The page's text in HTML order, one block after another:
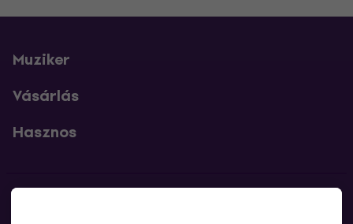
Muziker
Vásárlás
Hasznos